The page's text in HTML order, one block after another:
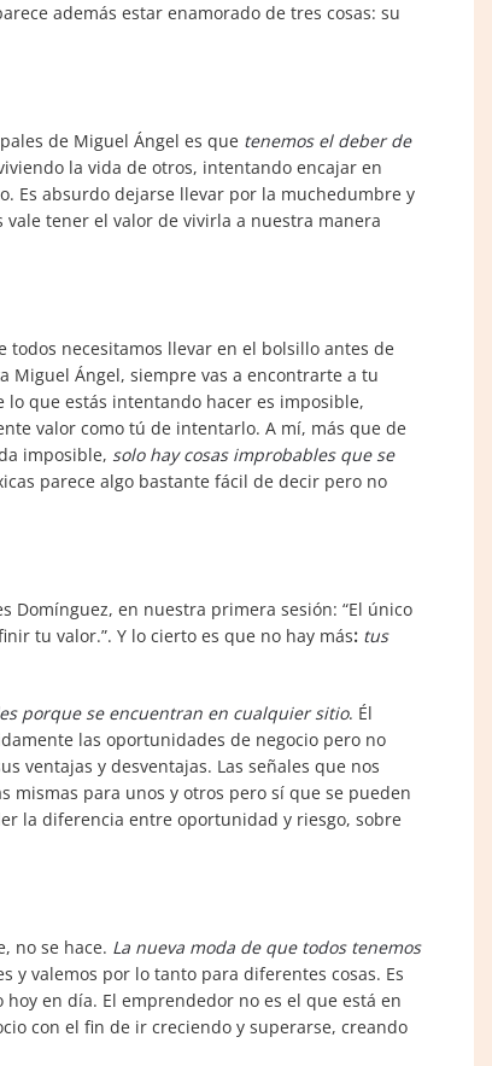
además estar enamorado de tres cosas: su
de Miguel Ángel es que tenemos el deber de
la vida de otros, intentando encajar en
Es absurdo dejarse llevar por la muchedumbre y
tener el valor de vivirla a nuestra manera
todos necesitamos llevar en el bolsillo antes de
Miguel Ángel, siempre vas a encontrarte a tu
que estás intentando hacer es imposible,
valor como tú de intentarlo. A mí, más que de
imposible, solo hay cosas improbables que se
parece algo bastante fácil de decir pero no
Domínguez, en nuestra primera sesión: “El único
tu valor.”. Y lo cierto es que no hay más: tus
porque se encuentran en cualquier sitio. Él
las oportunidades de negocio pero no
ventajas y desventajas. Las señales que nos
mismas para unos y otros pero sí que se pueden
la diferencia entre oportunidad y riesgo, sobre
no se hace. La nueva moda de que todos tenemos
y valemos por lo tanto para diferentes cosas. Es
en día. El emprendedor no es el que está en
con el fin de ir creciendo y superarse, creando